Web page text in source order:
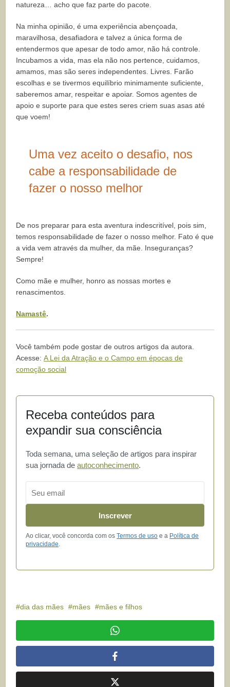
natureza… acho que faz parte do pacote.
Na minha opinião, é uma experiência abençoada,
maravilhosa, desafiadora e talvez a única forma de
entendermos que apesar de todo amor, não há controle.
Incubamos a vida, mas ela não nos pertence, cuidamos,
amamos, mas são seres independentes. Livres. Farão
escolhas e se tivermos equilíbrio minimamente suficiente,
saberemos amar, respeitar e apoiar. Somos agentes de
apoio e suporte para que estes seres criem suas asas até
que voem!
Uma vez aceito o desafio, nos
cabe a responsabilidade de
fazer o nosso melhor
De nos preparar para esta aventura indescritível, pois sim,
temos responsabilidade de fazer o nosso melhor. Fato é que
a vida vem através da mulher, da mãe. Inseguranças?
Sempre!
Como mãe e mulher, honro as nossas mortes e
renascimentos.
Namastê.
Você também pode gostar de outros artigos da autora.
Acesse:A Lei da Atração e o Campo em épocas de
comoção social
Receba conteúdos para
expandir sua consciência
Toda semana, uma seleção de artigos para inspirar
sua jornada deautoconhecimento.
Inscrever
Ao clicar, você concorda com osTermos de uso e a Política de
privacidade.
dia das mães mães mães e filhos